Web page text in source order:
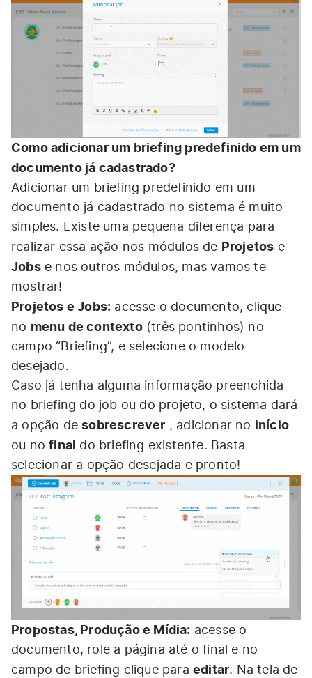
Como adicionar um briefing predefinido em um
documento já cadastrado?
Adicionar um briefing predefinido em um
documento já cadastrado no sistema é muito
simples. Existe uma pequena diferença para
realizar essa ação nos módulos de Projetos e
Jobse nos outros módulos, mas vamos te
mostrar!
Projetos e Jobs: acesse o documento, clique
no menu de contexto(três pontinhos) no
campo “Briefing”, e selecione o modelo
desejado.
Caso já tenha alguma informação preenchida
no briefing do job ou do projeto, o sistema dará
a opção desobrescrever , adicionar no início
ou nofinal do briefing existente. Basta
selecionar a opção desejada e pronto!
Propostas, Produção e Mídia: acesse o
documento, role a página até o final e no
campo de briefing clique para editar. Na tela de